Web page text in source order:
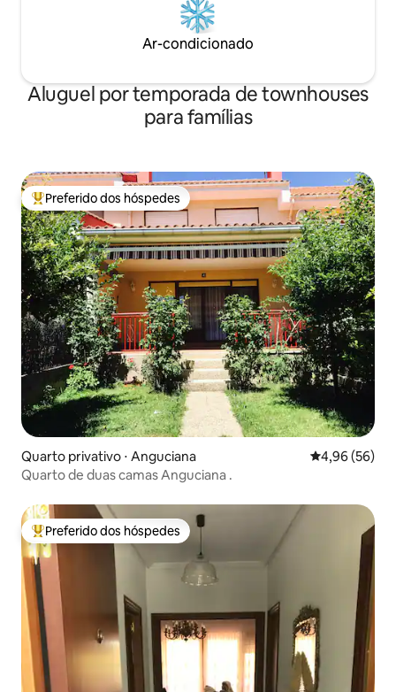
Ar-condicionado
Aluguel por temporada de townhouses
para famílias
Entre os melhores preferidos dos hóspedes
Preferido dos hóspedes
Quarto privativo ⋅ Anguciana 4,96 de uma
4,96 (56)
Quarto de duas camas Anguciana .
Entre os melhores preferidos dos hóspedes
Preferido dos hóspedes